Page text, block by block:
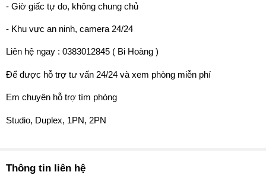
- Giờ giấc tự do, không chung chủ
- Khu vực an ninh, camera 24/24
Liên hệ ngay : 0383012845 ( Bi Hoàng )
Để được hỗ trợ tư vấn 24/24 và xem phòng miễn phí
Em chuyên hỗ trợ tìm phòng
Studio, Duplex, 1PN, 2PN
Thông tin liên hệ